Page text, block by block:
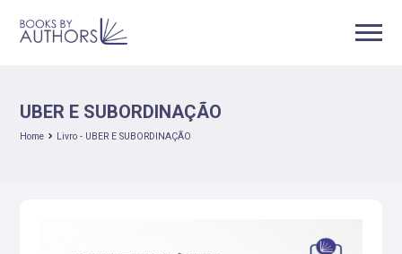
UBER E SUBORDINAÇÃO
Home Livro - UBER E SUBORDINAÇÃO